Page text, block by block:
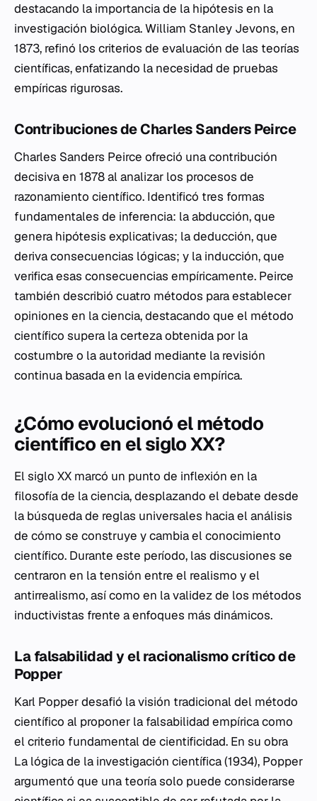
destacando la importancia de la hipótesis en la
investigación biológica. William Stanley Jevons, en
1873, refinó los criterios de evaluación de las teorías
científicas, enfatizando la necesidad de pruebas
empíricas rigurosas.
Contribuciones de Charles Sanders Peirce
Charles Sanders Peirce ofreció una contribución
decisiva en 1878 al analizar los procesos de
razonamiento científico. Identificó tres formas
fundamentales de inferencia: la abducción, que
genera hipótesis explicativas; la deducción, que
deriva consecuencias lógicas; y la inducción, que
verifica esas consecuencias empíricamente. Peirce
también describió cuatro métodos para establecer
opiniones en la ciencia, destacando que el método
científico supera la certeza obtenida por la
costumbre o la autoridad mediante la revisión
continua basada en la evidencia empírica.
¿Cómo evolucionó el método
científico en el siglo XX?
El siglo XX marcó un punto de inflexión en la
filosofía de la ciencia, desplazando el debate desde
la búsqueda de reglas universales hacia el análisis
de cómo se construye y cambia el conocimiento
científico. Durante este período, las discusiones se
centraron en la tensión entre el realismo y el
antirrealismo, así como en la validez de los métodos
inductivistas frente a enfoques más dinámicos.
La falsabilidad y el racionalismo crítico de
Popper
Karl Popper desafió la visión tradicional del método
científico al proponer la falsabilidad empírica como
el criterio fundamental de cientificidad. En su obra
La lógica de la investigación científica(1934), Popper
argumentó que una teoría solo puede considerarse